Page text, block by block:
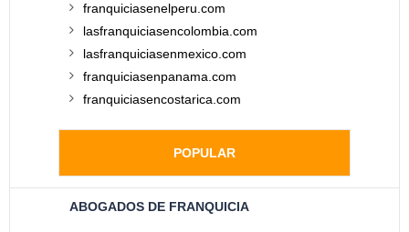
franquiciasenelperu.com
lasfranquiciasencolombia.com
lasfranquiciasenmexico.com
franquiciasenpanama.com
franquiciasencostarica.com
POPULAR
ABOGADOS DE FRANQUICIA